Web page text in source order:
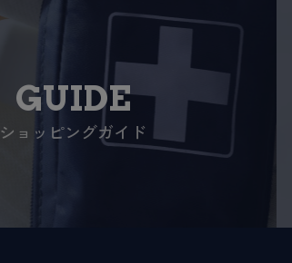
GUIDE
ショッピングガイド